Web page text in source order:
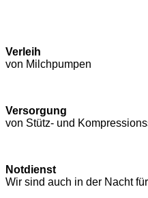
Verleih
von Milchpumpen
Versorgung
von Stütz- und
Notdienst
Wir sind auch in der Nacht